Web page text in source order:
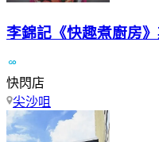
李錦記《快趣煮廚房
快閃店
尖沙咀